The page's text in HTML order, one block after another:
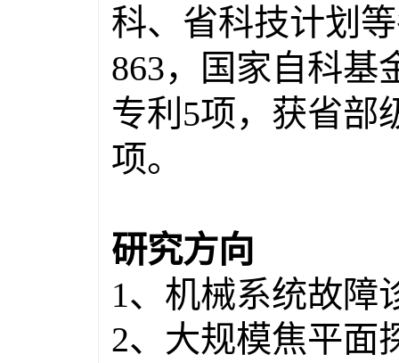
科、省科技计划
863，国家自科基
专利 5项， 获省部
项。
研究方向
1、机械系统故障
2、大规模焦平面